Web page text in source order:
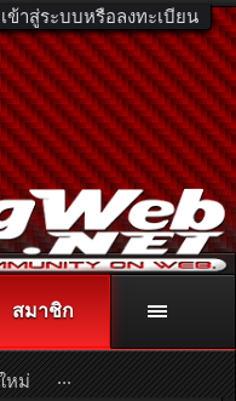
เข้าสู่ระบบหรือลงทะเบียน
หรือโทร. 081-811-1138
เติม คลิกที่นี่
สมาชิก
หม่ ...